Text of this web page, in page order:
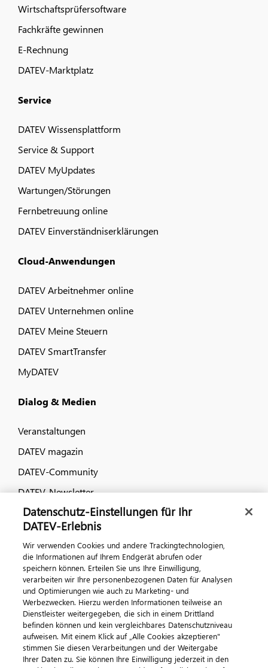
Wirtschaftsprüfersoftware
Fachkräfte gewinnen
E-Rechnung
DATEV-Marktplatz
Service
DATEV Wissensplattform
Service & Support
DATEV MyUpdates
Wartungen/Störungen
Fernbetreuung online
DATEV Einverständniserklärungen
Cloud-Anwendungen
DATEV Arbeitnehmer online
DATEV Unternehmen online
DATEV Meine Steuern
DATEV SmartTransfer
MyDATEV
Dialog & Medien
Veranstaltungen
DATEV magazin
DATEV-Community
DATEV-Newsletter
Kontaktieren Sie uns
ImpressumDatenschutzAGB Kontakt
Cookie-Einstellungen
Datenschutz-Einstellungen für Ihr
DATEV-Erlebnis
Wir verwenden Cookies und andere Trackingtechnologien,
die Informationen auf Ihrem Endgerät abrufen oder
speichern können. Erteilen Sie uns Ihre Einwilligung,
verarbeiten wir Ihre personenbezogenen Daten für Analysen
und Optimierungen wie auch zu Marketing- und
Werbezwecken. Hierzu werden Informationen teilweise an
Dienstleister weitergegeben, die sich in einem Drittland
befinden können und kein vergleichbares Datenschutzniveau
aufweisen. Mit einem Klick auf „Alle Cookies akzeptieren"
stimmen Sie diesen Verarbeitungen und der Weitergabe
Ihrer Daten zu. Sie können Ihre Einwilligung jederzeit in den